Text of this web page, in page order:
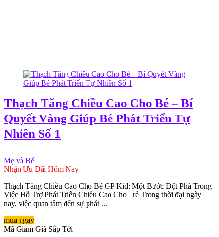
Thạch Tăng Chiều Cao Cho Bé – Bí
Quyết Vàng Giúp Bé Phát Triển Tự
Nhiên Số 1
Mẹ và Bé
Nhận Ưu Đãi Hôm Nay
Thạch Tăng Chiều Cao Cho Bé GP Kid: Một Bước Đột Phá Trong
Việc Hỗ Trợ Phát Triển Chiều Cao Cho Trẻ Trong thời đại ngày
nay, việc quan tâm đến sự phát ...
mua ngay
Mã Giảm Giá Sắp Tới